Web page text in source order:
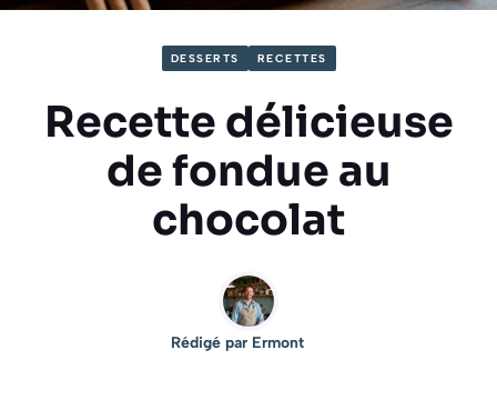
DESSERTS RECETTES
Recette délicieuse
de fondue au
chocolat
Rédigé par Ermont